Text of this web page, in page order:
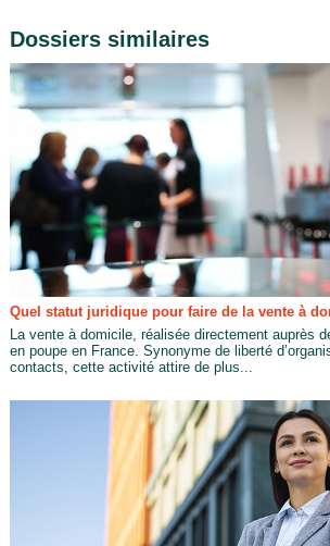
Dossiers similaires
Quel statut juridique pour faire de la vente à
La vente à domicile, réalisée directement auprès
en poupe en France. Synonyme de liberté
contacts, cette activité attire de plus...